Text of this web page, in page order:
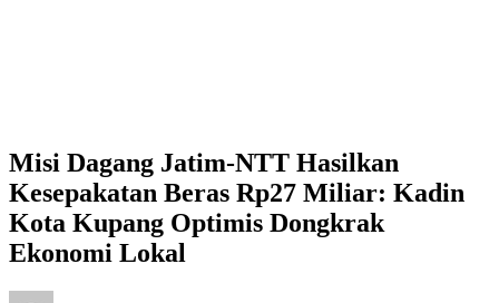
Misi Dagang Jatim-NTT Hasilkan
Kesepakatan Beras Rp27 Miliar: Kadin
Kota Kupang Optimis Dongkrak
Ekonomi Lokal